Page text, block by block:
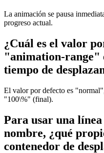
La animación se pausa
progreso actual.
¿Cuál es el valor
"animation-range"
tiempo de
El valor por defecto es
"100\%" (final).
Para usar una
nombre, ¿qué
contenedor de